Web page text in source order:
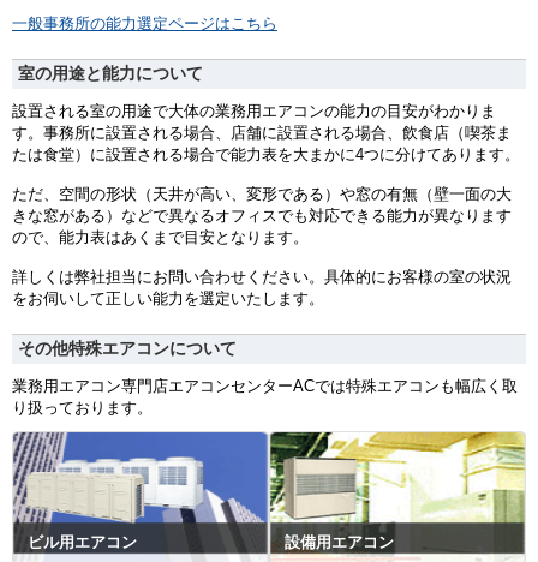
一般事務所の能力選定ページはこちら
室の用途と能力について
設置される室の用途で大体の業務用エアコンの能力の目安がわかりま
す。事務所に設置される場合、店舗に設置される場合、飲食店（喫茶ま
たは食堂）に設置される場合で能力表を大まかに4つに分けてあります。
ただ、空間の形状（天井が高い、変形である）や窓の有無（壁一面の大
きな窓がある）などで異なるオフィスでも対応できる能力が異なります
ので、能力表はあくまで目安となります。
詳しくは弊社担当にお問い合わせください。具体的にお客様の室の状況
をお伺いして正しい能力を選定いたします。
その他特殊エアコンについて
業務用エアコン専門店エアコンセンターACでは特殊エアコンも幅広く取
り扱っております。
ビル用エアコン
設備用エアコン